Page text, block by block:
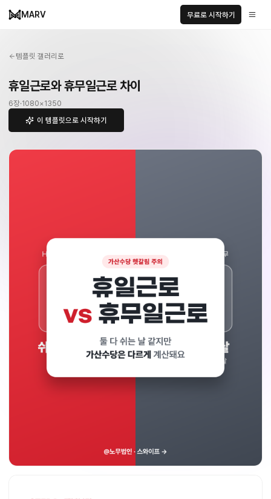
MARV 무료로 시작하기
템플릿 갤러리로
휴일근로와 휴무일근로 차이
6장·1080×1350
이 템플릿으로 시작하기